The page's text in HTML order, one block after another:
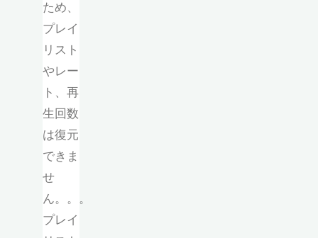
ため、
プレイ
リスト
やレー
ト、再
生回数
は復元
できま
せ
ん。。。
プレイ